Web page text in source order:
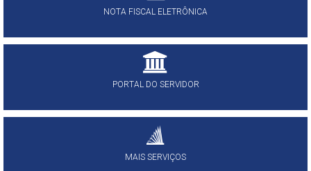
NOTA FISCAL ELETRÔNICA
PORTAL DO SERVIDOR
MAIS SERVIÇOS